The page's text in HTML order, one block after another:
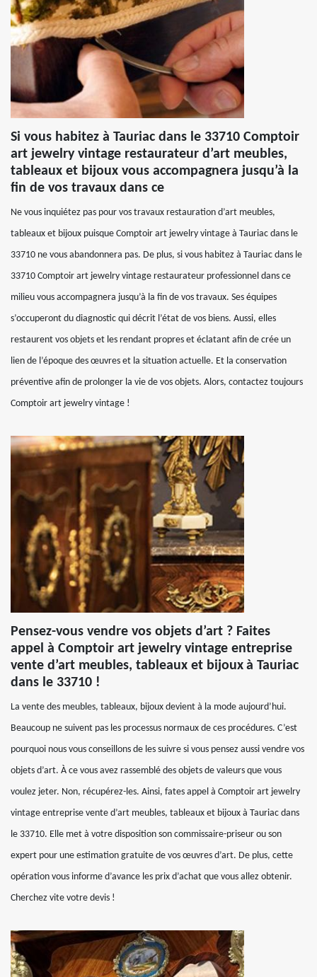
Si vous habitez à Tauriac dans le 33710 Comptoir
art jewelry vintage restaurateur d’art meubles,
tableaux et bijoux vous accompagnera jusqu’à la
fin de vos travaux dans ce
Ne vous inquiétez pas pour vos travaux restauration d’art meubles,
tableaux et bijoux puisque Comptoir art jewelry vintage à Tauriac dans le
33710 ne vous abandonnera pas. De plus, si vous habitez à Tauriac dans le
33710 Comptoir art jewelry vintage restaurateur professionnel dans ce
milieu vous accompagnera jusqu’à la fin de vos travaux. Ses équipes
s’occuperont du diagnostic qui décrit l’état de vos biens. Aussi, elles
restaurent vos objets et les rendant propres et éclatant afin de crée un
lien de l’époque des œuvres et la situation actuelle. Et la conservation
préventive afin de prolonger la vie de vos objets. Alors, contactez toujours
Comptoir art jewelry vintage !
Pensez-vous vendre vos objets d’art ? Faites
appel à Comptoir art jewelry vintage entreprise
vente d’art meubles, tableaux et bijoux à Tauriac
dans le 33710 !
La vente des meubles, tableaux, bijoux devient à la mode aujourd’hui.
Beaucoup ne suivent pas les processus normaux de ces procédures. C’est
pourquoi nous vous conseillons de les suivre si vous pensez aussi vendre vos
objets d’art. À ce vous avez rassemblé des objets de valeurs que vous
voulez jeter. Non, récupérez-les. Ainsi, fates appel à Comptoir art jewelry
vintage entreprise vente d’art meubles, tableaux et bijoux à Tauriac dans
le 33710. Elle met à votre disposition son commissaire-priseur ou son
expert pour une estimation gratuite de vos œuvres d’art. De plus, cette
opération vous informe d’avance les prix d’achat que vous allez obtenir.
Cherchez vite votre devis !